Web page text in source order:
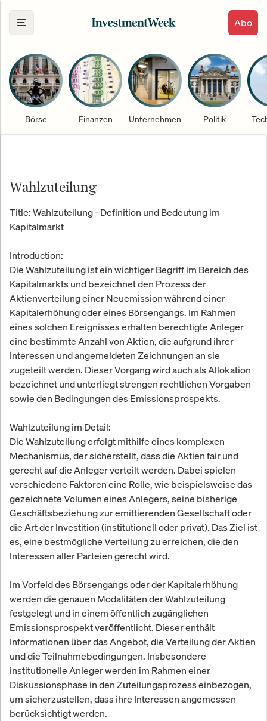
Abo
Börse Finanzen Unternehmen Politik
Wahlzuteilung
Title: Wahlzuteilung - Definition und Bedeutung im
Kapitalmarkt
Introduction:
Die Wahlzuteilung ist ein wichtiger Begriff im Bereich des
Kapitalmarkts und bezeichnet den Prozess der
Aktienverteilung einer Neuemission während einer
Kapitalerhöhung oder eines Börsengangs. Im Rahmen
eines solchen Ereignisses erhalten berechtigte Anleger
eine bestimmte Anzahl von Aktien, die aufgrund ihrer
Interessen und angemeldeten Zeichnungen an sie
zugeteilt werden. Dieser Vorgang wird auch als Allokation
bezeichnet und unterliegt strengen rechtlichen Vorgaben
sowie den Bedingungen des Emissionsprospekts.
Wahlzuteilung im Detail:
Die Wahlzuteilung erfolgt mithilfe eines komplexen
Mechanismus, der sicherstellt, dass die Aktien fair und
gerecht auf die Anleger verteilt werden. Dabei spielen
verschiedene Faktoren eine Rolle, wie beispielsweise das
gezeichnete Volumen eines Anlegers, seine bisherige
Geschäftsbeziehung zur emittierenden Gesellschaft oder
die Art der Investition (institutionell oder privat). Das Ziel ist
es, eine bestmögliche Verteilung zu erreichen, die den
Interessen aller Parteien gerecht wird.
Im Vorfeld des Börsengangs oder der Kapitalerhöhung
werden die genauen Modalitäten der Wahlzuteilung
festgelegt und in einem öffentlich zugänglichen
Emissionsprospekt veröffentlicht. Dieser enthält
Informationen über das Angebot, die Verteilung der Aktien
und die Teilnahmebedingungen. Insbesondere
institutionelle Anleger werden im Rahmen einer
Diskussionsphase in den Zuteilungsprozess einbezogen,
um sicherzustellen, dass ihre Interessen angemessen
berücksichtigt werden.